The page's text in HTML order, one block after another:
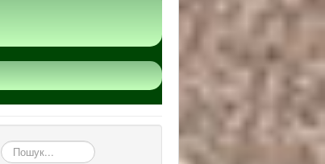
пошук